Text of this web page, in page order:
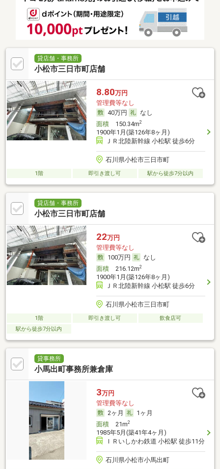
貸店舗・事務所
小松市三日市町店舗
8.80万円
管理費等なし
40万円
なし
面積150.34m2
1900年1月(築126年8ヶ月)
ＪＲ北陸新幹線 小松駅 徒歩6分
石川県小松市三日市町
1階 即引き渡し可 駅から徒歩7分以内
貸店舗・事務所
小松市三日市町店舗
22万円
管理費等なし
100万円
なし
面積216.12m2
1900年1月(築126年8ヶ月)
ＪＲ北陸新幹線 小松駅 徒歩6分
石川県小松市三日市町
1階 即引き渡し可
飲食店可
駅から徒歩7分以内
貸事務所
小馬出町事務所兼倉庫
3万円
管理費等なし
2ヶ月
1ヶ月
面積21m2
1985年5月(築41年4ヶ月)
ＩＲいしかわ鉄道 小松駅 徒歩11分
石川県小松市小馬出町